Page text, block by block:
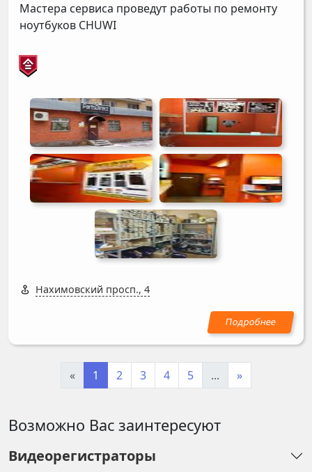
Мастера сервиса проведут работы по ремонту
ноутбуков CHUWI
Нахимовский просп., 4
« 1 2 3 4 5 ... »
Возможно Вас заинтересуют
Видеорегистраторы